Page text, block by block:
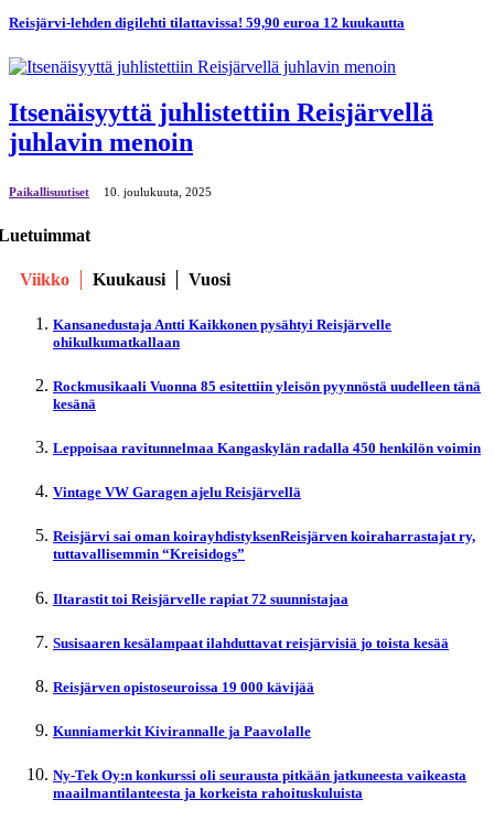
Reisjärvi-lehden digilehti tilattavissa! 59,90 euroa 12 kuukautta
Itsenäisyyttä juhlistettiin Reisjärvellä
juhlavin menoin
Paikallisuutiset 10. јoulukuuta, 2025
Viikko Kuukausi Vuosi
Kansanedustaja Antti Kaikkonen pysähtyi Reisjärvelle
ohikulkumatkallaan
Rockmusikaali Vuonna 85 esitettiin yleisön pyynnöstä uudelleen tänä
kesänä
Leppoisaa ravitunnelmaa Kangaskylän radalla 450 henkilön voimin
Vintage VW Garagen ajelu Reisjärvellä
Reisjärvi sai oman koirayhdistyksenReisjärven koiraharrastajat ry,
tuttavallisemmin “Kreisidogs”
Iltarastit toi Reisjärvelle rapiat 72 suunnistajaa
Susisaaren kesälampaat ilahduttavat reisjärvisiä jo toista kesää
Reisjärven opistoseuroissa 19 000 kävijää
Kunniamerkit Kivirannalle ja Paavolalle
Ny-Tek Oy:n konkurssi oli seurausta pitkään jatkuneesta vaikeasta
maailmantilanteesta ja korkeista rahoituskuluista